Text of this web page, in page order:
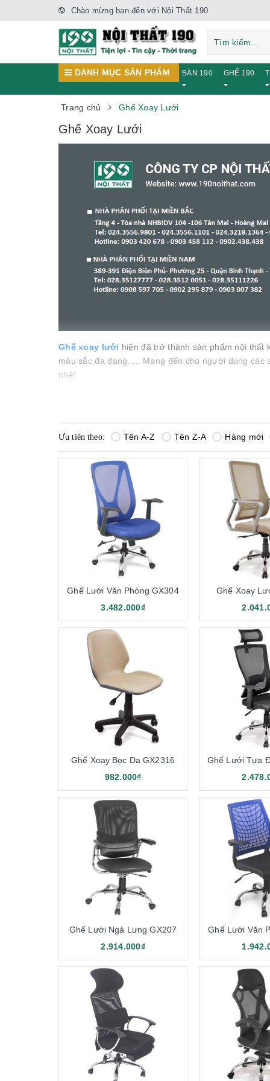
Chào mừng bạn đến với Nội Thất 190
DANH MỤC SẢN PHẨM BÀN 190 GHẾ 190
Trang chủ Ghế Xoay Lưới
Ghế Xoay Lưới
Ghế xoay lưới hiện đã trở thành sản phẩm nội thất
màu sắc đa dạng,.... Mang đến cho người dùng
nhé!
Màu sắc ghế xoay lưới đa dạng
Ghế có độ bền cao
Tốt cho sức khỏe người dùng
Đa dạng về mẫu mã
Dễ dàng vệ sinh
2. Ứng dụng của sản phẩm ghế xoay lưới
3. Hướng dẫn cách bảo quản, tăng độ bền
Lưu ý lựa chọn chất liệu của ghế
5. Địa chỉ mua ghế xoay lưới 190 uy tín, chất
Nhà Phân Phối Nội Thất 190 tại Hà Nội
Nhà Phân Phối Nội Thất 190 tại TP.HCM
1. Ưu điểm nổi bật của ghế xoay
Ghế xoay chất liệu lưới hiện đang là một trong
Độ thông thoáng cao
Ưu tiên theo: Tên A-Z Tên Z-A Hàng mới
Ghế Lưới Văn Phòng GX304
3.482.000₫
Ghế Xoay
Ghế Xoay Bọc Da GX2316
982.000₫
Ghế Lưới Tựa
Ghế Lưới Ngả Lưng GX207
2.914.000₫
Ghế Lưới Văn